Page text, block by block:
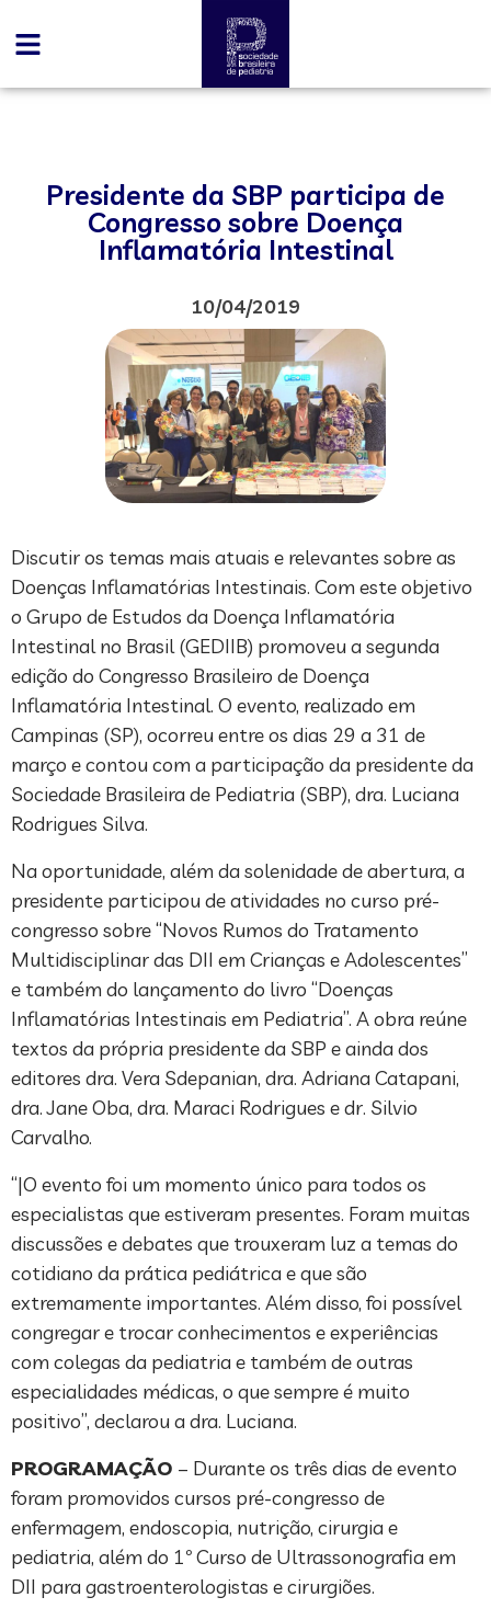
Presidente da SBP participa de
Congresso sobre Doença
Inflamatória Intestinal
10/04/2019
Discutir os temas mais atuais e relevantes sobre as
Doenças Inflamatórias Intestinais. Com este objetivo
o Grupo de Estudos da Doença Inflamatória
Intestinal no Brasil (GEDIIB) promoveu a segunda
edição do Congresso Brasileiro de Doença
Inflamatória Intestinal. O evento, realizado em
Campinas (SP), ocorreu entre os dias 29 a 31 de
março e contou com a participação da presidente da
Sociedade Brasileira de Pediatria (SBP), dra. Luciana
Rodrigues Silva.
Na oportunidade, além da solenidade de abertura, a
presidente participou de atividades no curso pré-
congresso sobre “Novos Rumos do Tratamento
Multidisciplinar das DII em Crianças e Adolescentes”
e também do lançamento do livro “Doenças
Inflamatórias Intestinais em Pediatria”. A obra reúne
textos da própria presidente da SBP e ainda dos
editores dra. Vera Sdepanian, dra. Adriana Catapani,
dra. Jane Oba, dra. Maraci Rodrigues e dr. Silvio
Carvalho.
“|O evento foi um momento único para todos os
especialistas que estiveram presentes. Foram muitas
discussões e debates que trouxeram luz a temas do
cotidiano da prática pediátrica e que são
extremamente importantes. Além disso, foi possível
congregar e trocar conhecimentos e experiências
com colegas da pediatria e também de outras
especialidades médicas, o que sempre é muito
positivo”, declarou a dra. Luciana.
PROGRAMAÇÃO – Durante os três dias de evento
foram promovidos cursos pré-congresso de
enfermagem, endoscopia, nutrição, cirurgia e
pediatria, além do 1º Curso de Ultrassonografia em
DII para gastroenterologistas e cirurgiões.